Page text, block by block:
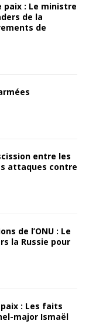
paix : Le ministre
de la
de
entre les
attaques contre
de l’ONU : Le
la Russie pour
: Les faits
major Ismaël